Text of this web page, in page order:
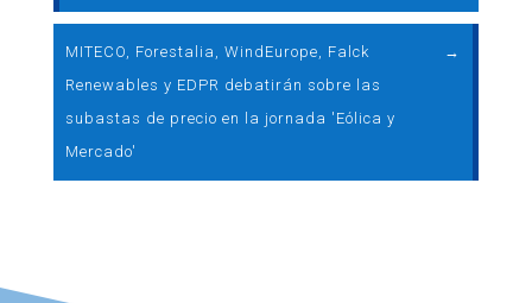
MITECO, Forestalia, WindEurope, Falck
Renewables y EDPR debatirán sobre las
subastas de precio en la jornada 'Eólica y
Mercado'
→